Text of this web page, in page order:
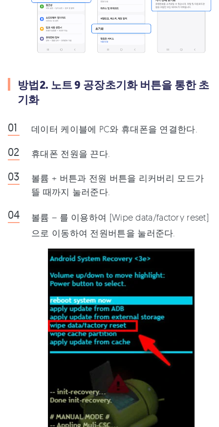
방법2. 노트 9 공장초기화 버튼을 통한 초
기화
데이터 케이블에 PC와 휴대폰을 연결한다.
휴대폰 전원을 끈다.
볼륨 + 버튼과 전원 버튼을 리커버리 모드가
뜰 때까지 눌러준다.
볼륨 – 를 이용하여 [Wipe data/factory reset]
으로 이동하여 전원버튼을 눌러준다.